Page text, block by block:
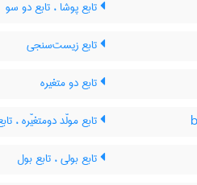
تابع پوشا ، تابع دو سو
تابع زیست‌سنجی
تابع دو متغیره
تابع مولّد دومتغیّره ،
تابع بولی ، تابع بول